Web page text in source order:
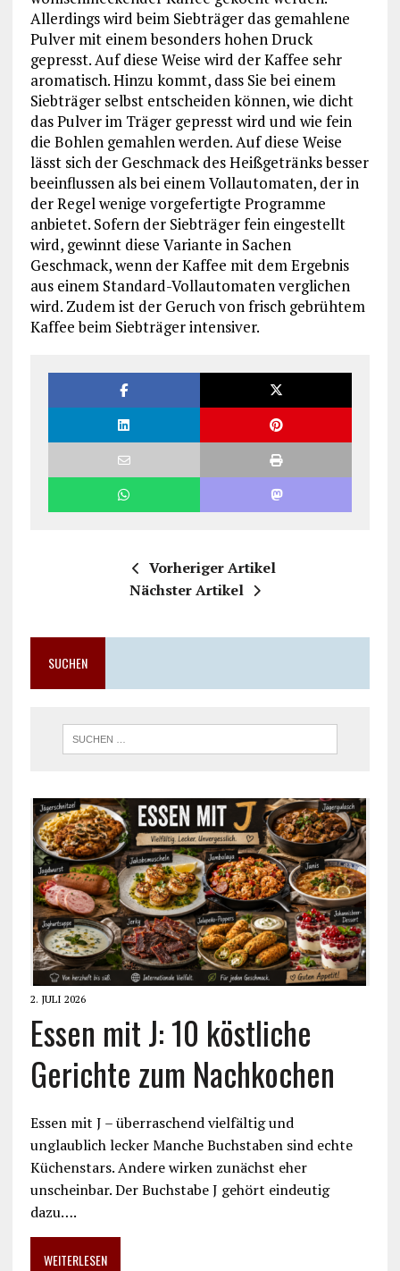
Allerdings wird beim Siebträger das gemahlene
Pulver mit einem besonders hohen Druck
gepresst. Auf diese Weise wird der Kaffee sehr
aromatisch. Hinzu kommt, dass Sie bei einem
Siebträger selbst entscheiden können, wie dicht
das Pulver im Träger gepresst wird und wie fein
die Bohlen gemahlen werden. Auf diese Weise
lässt sich der Geschmack des Heißgetränks besser
beeinflussen als bei einem Vollautomaten, der in
der Regel wenige vorgefertigte Programme
anbietet. Sofern der Siebträger fein eingestellt
wird, gewinnt diese Variante in Sachen
Geschmack, wenn der Kaffee mit dem Ergebnis
aus einem Standard-Vollautomaten verglichen
wird. Zudem ist der Geruch von frisch gebrühtem
Kaffee beim Siebträger intensiver.
Vorheriger Artikel
Nächster Artikel
SUCHEN
2. JULI 2026
Essen mit J: 10 köstliche
Gerichte zum Nachkochen
Essen mit J – überraschend vielfältig und
unglaublich lecker Manche Buchstaben sind echte
Küchenstars. Andere wirken zunächst eher
unscheinbar. Der Buchstabe J gehört eindeutig
dazu….
WEITERLESEN